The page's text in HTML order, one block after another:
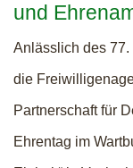
und
Anlässlich des 77.
die
Partnerschaft für
Ehrentag im